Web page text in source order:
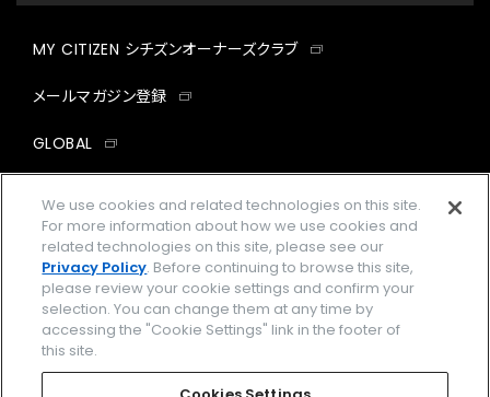
MY CITIZEN シチズンオーナーズクラブ
メールマガジン登録
GLOBAL
facebookinstagramtwitter
企業情報 ご利用規約
プライバシーポリシー Cookies Settings
We use cookies and related technologies on this site.
For more information about how we use cookies and
related technologies on this site, please see our
Privacy Policy. Before continuing to browse this site,
please review your cookie settings and confirm your
selection. You can change them at any time by
accessing the "Cookie Settings" link in the footer of
this site.